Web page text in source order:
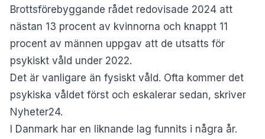
Brottsförebyggande rådet redovisade 2024 att
nästan 13 procent av kvinnorna och knappt 11
procent av männen uppgav att de utsatts för
psykiskt våld under 2022.
Det är vanligare än fysiskt våld. Ofta kommer det
psykiska våldet först och eskalerar sedan, skriver
Nyheter24.
I Danmark har en liknande lag funnits i några år.